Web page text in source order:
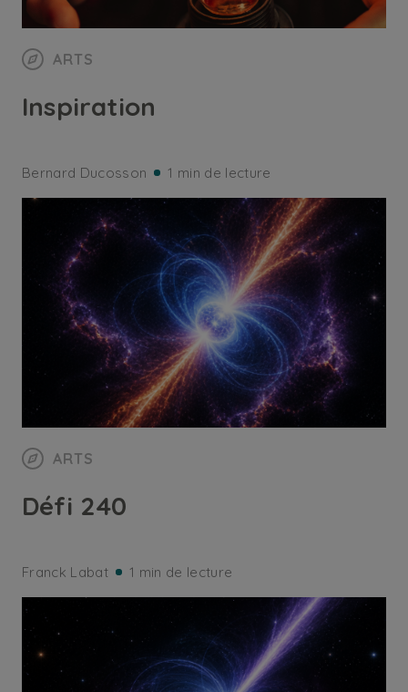
ARTS
Inspiration
Bernard Ducosson 1 min de lecture
ARTS
Défi 240
Franck Labat 1 min de lecture